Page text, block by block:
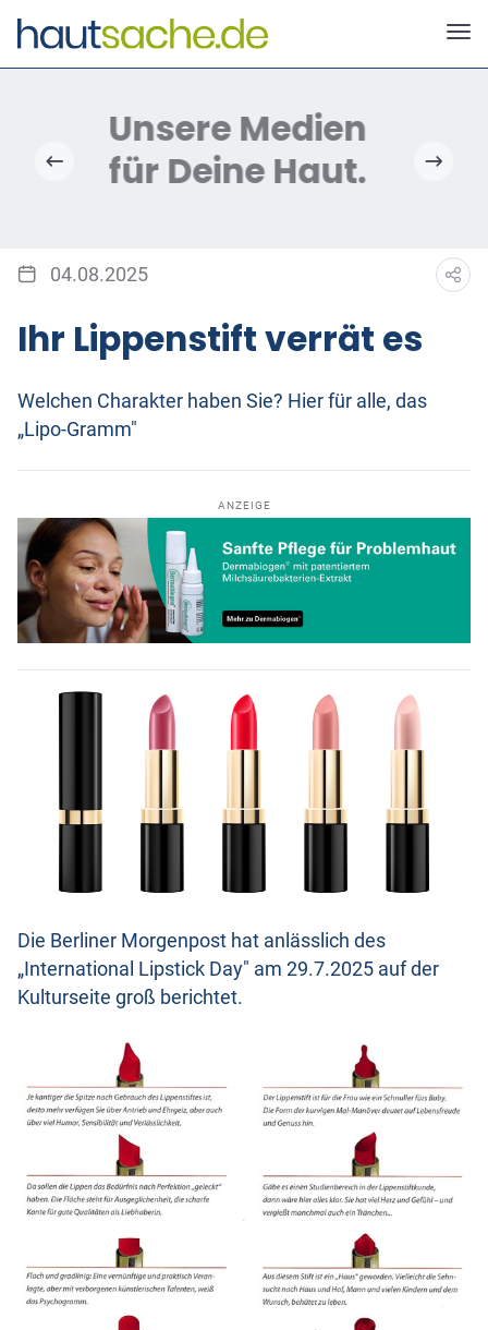
04.08.2025
Ihr Lippenstift verrät es
Welchen Charakter haben Sie? Hier für alle, das
„Lipo-Gramm"
ANZEIGE
Die Berliner Morgenpost hat anlässlich des
„International Lipstick Day" am 29.7.2025 auf der
Kulturseite groß berichtet.